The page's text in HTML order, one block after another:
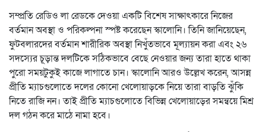
সম্প্রতি রেডিও লা রেডকে দেওয়া একটি বিশেষ সাক্ষাৎকারে নিজের
বর্তমান অবস্থা ও পরিকল্পনা স্পষ্ট করেছেন স্কালোনি। তিনি জানিয়েছেন,
ফুটবলারদের বর্তমান শারীরিক অবস্থা নিখুঁতভাবে মূল্যায়ন করা এবং ২৬
সদস্যের চূড়ান্ত দলটিকে সঠিকভাবে বেছে নেওয়ার জন্য তারা হাতে থাকা
পুরো সময়টুকুই কাজে লাগাতে চান। স্কালোনি আরও উল্লেখ করেন, আসন্ন
প্রীতি ম্যাচগুলোতে দলের কোনো খেলোয়াড়কে নিয়ে তারা বাড়তি ঝুঁকি
নিতে রাজি নন। তাই প্রীতি ম্যাচগুলোতে বিভিন্ন খেলোয়াড়ের সমন্বয়ে মিশ্র
দল গঠন করে মাঠে নামা হবে।